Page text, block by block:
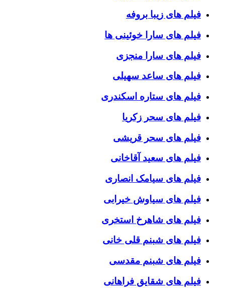
فیلم های زیبا بروفه
فیلم های سارا خوئینی ها
فیلم های سارا منجزی
فیلم های ساعد سهیلی
فیلم های ستاره اسکندری
فیلم های سحر زکریا
فیلم های سحر قریشی
فیلم های سعید آقاخانی
فیلم های سیامک انصاری
فیلم های سیاوش خیرابی
فیلم های شاهرخ استخری
فیلم های شبنم قلی خانی
فیلم های شبنم مقدسی
فیلم های شقایق فراهانی